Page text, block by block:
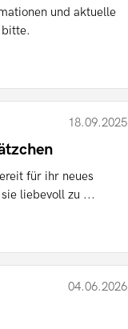
und aktuelle
bitte.
18.09.2025
für ihr neues
liebevoll zu ...
04.06.2026